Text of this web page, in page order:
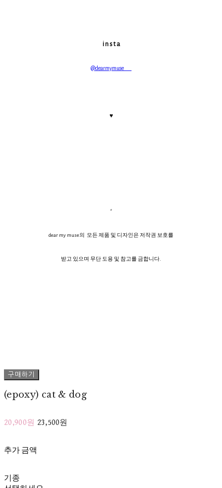
i n s t a
@dearmymuse___
♥
*
dear my muse의 모든 제품 및 디자인은 저작권 보호를
받고 있으며 무단 도용 및 참고를 금합니다.
구매하기
(epoxy) cat & dog
20,900원 23,500원
추가 금액
기종